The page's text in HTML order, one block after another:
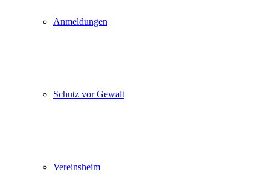
Anmeldungen
Schutz vor Gewalt
Vereinsheim